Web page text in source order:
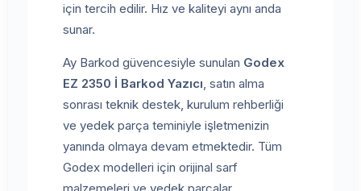
için tercih edilir. Hız ve kaliteyi aynı anda
sunar.
Ay Barkod güvencesiyle sunulan Godex
EZ 2350 İ Barkod Yazıcı, satın alma
sonrası teknik destek, kurulum rehberliği
ve yedek parça teminiyle işletmenizin
yanında olmaya devam etmektedir. Tüm
Godex modelleri için orijinal sarf